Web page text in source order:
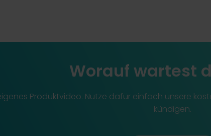
Worauf wartest
Produktvideo. Nutze dafür einfach unsere
kündigen.